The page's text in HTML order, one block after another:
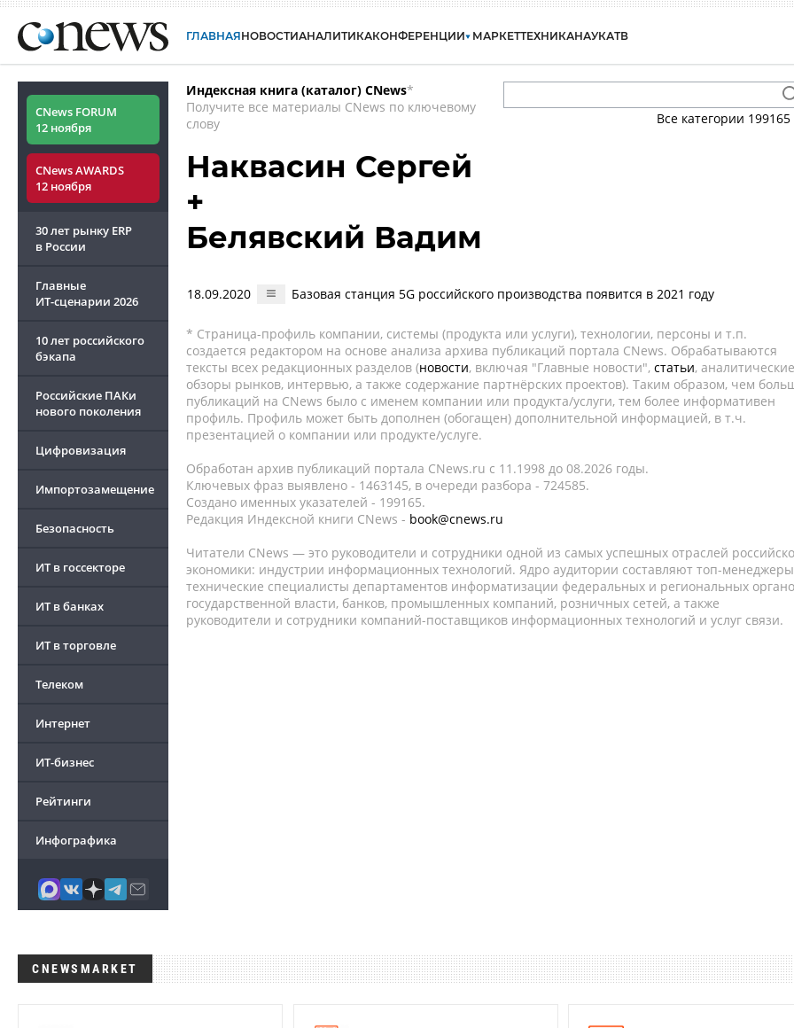
ГЛАВНАЯНОВОСТИАНАЛИТИКАКОНФЕРЕНЦИИ МАРКЕТТЕХНИКАНАУКАТВ
CNews FORUM
12 ноября
CNews AWARDS
12 ноября
30 лет рынку ERP
в России
Главные
ИТ-сценарии 2026
10 лет российского
бэкапа
Российские ПАКи
нового поколения
Цифровизация
Импортозамещение
Безопасность
ИТ в госсекторе
ИТ в банках
ИТ в торговле
Телеком
Интернет
ИТ-бизнес
Рейтинги
Инфографика
Индексная книга (каталог) CNews*
Получите все материалы CNews по ключевому
слову
Все категории 199165
Наквасин Сергей
+
Белявский Вадим
18.09.2020 Базовая станция 5G российского производства появится в 2021 году
* Страница-профиль компании, системы (продукта или услуги), технологии, персоны и т.п.
создается редактором на основе анализа архива публикаций портала CNews. Обрабатываются
тексты всех редакционных разделов (новости, включая "Главные новости", статьи, аналитические
обзоры рынков, интервью, а также содержание партнёрских проектов). Таким образом, чем
публикаций на CNews было с именем компании или продукта/услуги, тем более информативен
профиль. Профиль может быть дополнен (обогащен) дополнительной информацией, в т.ч.
презентацией о компании или продукте/услуге.
Обработан архив публикаций портала CNews.ru c 11.1998 до 08.2026 годы.
Ключевых фраз выявлено - 1463145, в очереди разбора - 724585.
Создано именных указателей - 199165.
Редакция Индексной книги CNews - book@cnews.ru
Читатели CNews — это руководители и сотрудники одной из самых успешных отраслей
экономики: индустрии информационных технологий. Ядро аудитории составляют топ-
технические специалисты департаментов информатизации федеральных и региональных
государственной власти, банков, промышленных компаний, розничных сетей, а также
руководители и сотрудники компаний-поставщиков информационных технологий и услуг связи.
CNEWSMARKET